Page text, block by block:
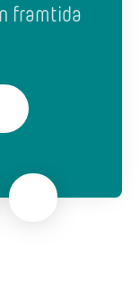
framtida